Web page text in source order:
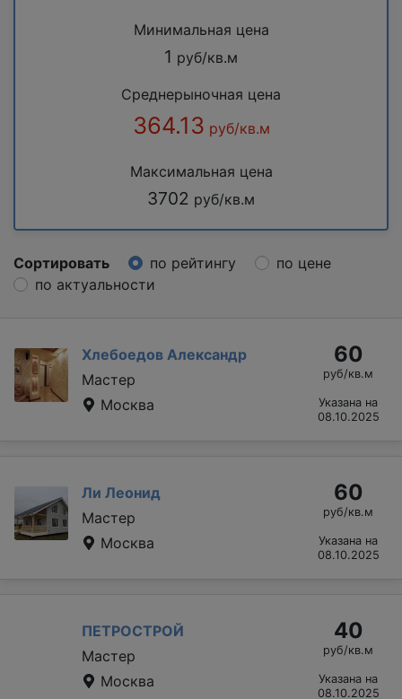
Минимальная цена
1 руб/кв.м
Среднерыночная цена
364.13 руб/кв.м
Максимальная цена
3702 руб/кв.м
Сортировать по рейтингу
по цене
по актуальности
Хлебоедов Александр
Мастер
Москва
60
руб/кв.м
Указана на
08.10.2025
Ли Леонид
Мастер
Москва
60
руб/кв.м
Указана на
08.10.2025
ПЕТРОСТРОЙ
Мастер
Москва
40
руб/кв.м
Указана на
08.10.2025